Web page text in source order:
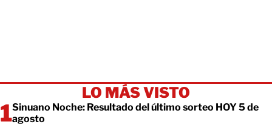
LO MÁS VISTO
Sinuano Noche: Resultado del último sorteo HOY 5 de
agosto